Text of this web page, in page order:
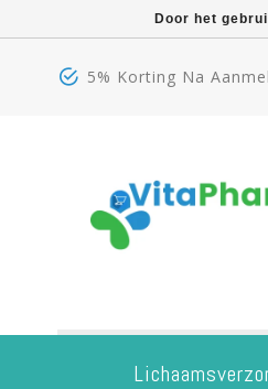
5% Korting Na
Door het